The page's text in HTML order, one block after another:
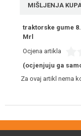
MIŠLJENJA
traktorske gume
Mrl
Ocjena artikla
(ocjenjuju ga
Za ovaj artikl nema